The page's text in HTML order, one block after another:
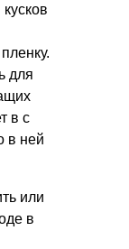
для
в с
в ней
или
в